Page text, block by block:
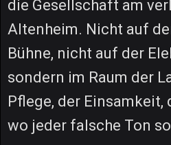
die Gesellschaft am
Altenheim. Nicht auf
Bühne, nicht auf der
sondern im Raum der
Pflege, der Einsamkeit,
wo jeder falsche Ton